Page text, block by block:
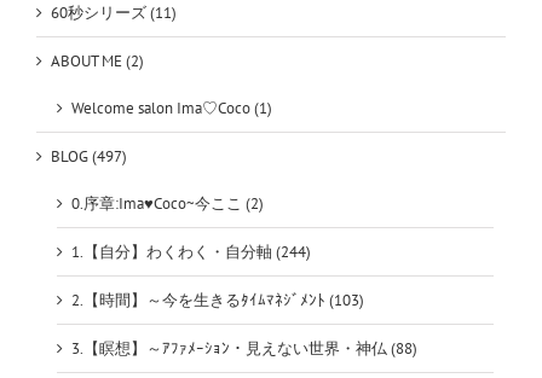
60秒シリーズ (11)
ABOUT ME (2)
Welcome salon Ima♡Coco (1)
BLOG (497)
0.序章:Ima♥Coco~今ここ (2)
1.【自分】わくわく・自分軸 (244)
2.【時間】～今を生きるﾀｲﾑﾏﾈｼﾞﾒﾝﾄ (103)
3.【瞑想】～ｱﾌｧﾒｰｼｮﾝ・見えない世界・神仏 (88)